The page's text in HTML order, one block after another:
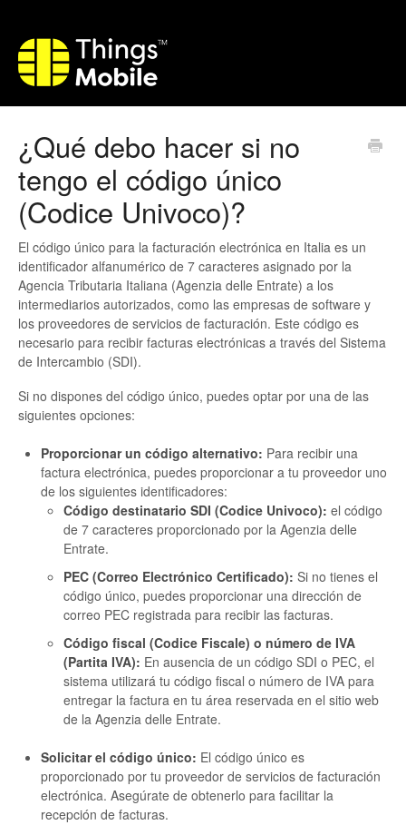
¿Qué debo hacer si no
tengo el código único
(Codice Univoco)?
El código único para la facturación electrónica en Italia es un
identificador alfanumérico de 7 caracteres asignado por la
Agencia Tributaria Italiana (Agenzia delle Entrate) a los
intermediarios autorizados, como las empresas de software y
los proveedores de servicios de facturación. Este código es
necesario para recibir facturas electrónicas a través del Sistema
de Intercambio (SDI).
Si no dispones del código único, puedes optar por una de las
siguientes opciones:
Proporcionar un código alternativo: Para recibir una
factura electrónica, puedes proporcionar a tu proveedor uno
de los siguientes identificadores:
Código destinatario SDI (Codice Univoco): el código
de 7 caracteres proporcionado por la Agenzia delle
Entrate.
PEC (Correo Electrónico Certificado): Si no tienes el
código único, puedes proporcionar una dirección de
correo PEC registrada para recibir las facturas.
Código fiscal (Codice Fiscale) o número de IVA
(Partita IVA): En ausencia de un código SDI o PEC, el
sistema utilizará tu código fiscal o número de IVA para
entregar la factura en tu área reservada en el sitio web
de la Agenzia delle Entrate.
Solicitar el código único: El código único es
proporcionado por tu proveedor de servicios de facturación
electrónica. Asegúrate de obtenerlo para facilitar la
recepción de facturas.